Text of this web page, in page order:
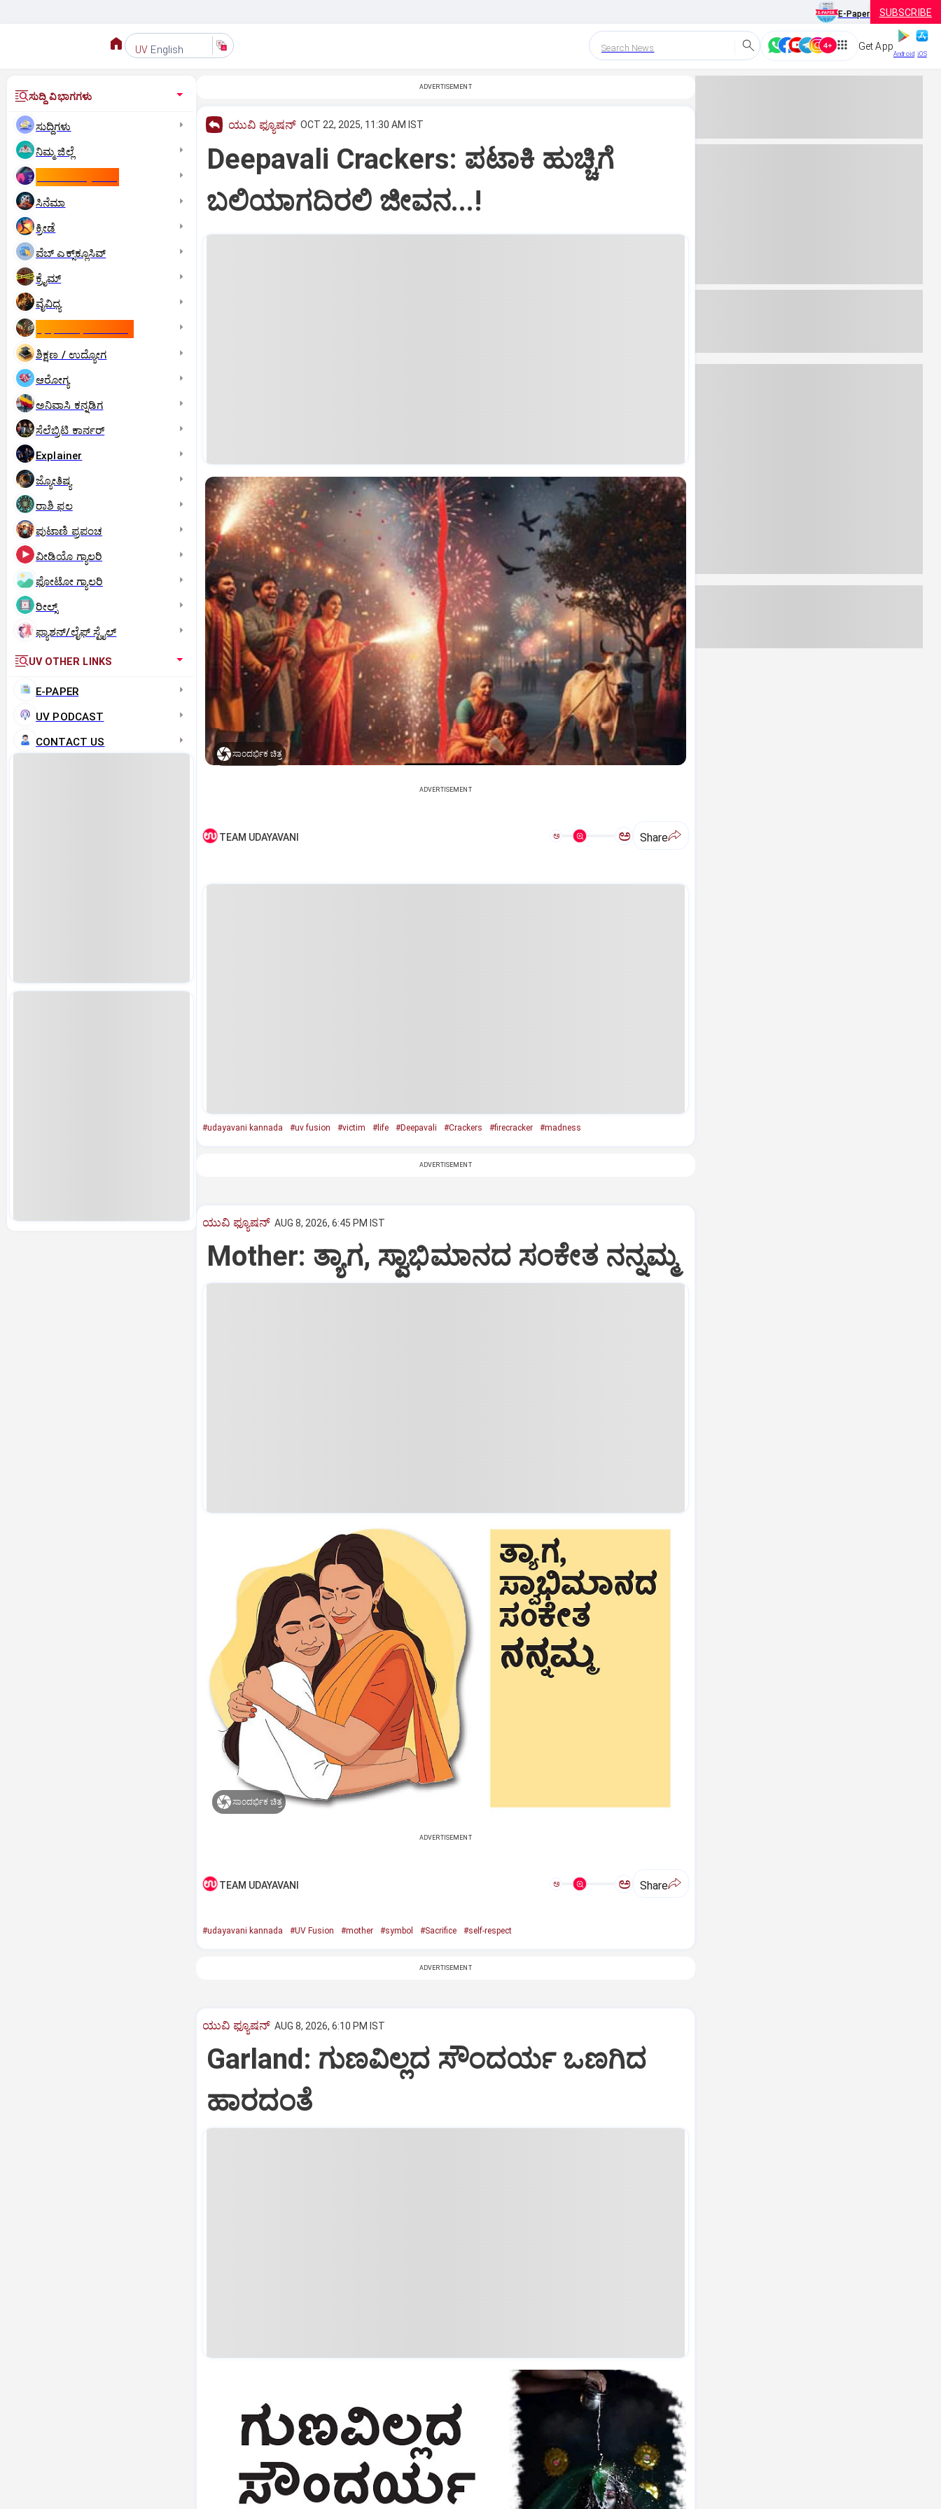
E-Paper SUBSCRIBE
UV English Search News Get App
Android iOS
ಸುದ್ದಿ ವಿಭಾಗಗಳು
ಸುದ್ದಿಗಳು
ನಿಮ್ಮ ಜಿಲ್ಲೆ
ಸಿನೆಮಾ
ಕ್ರೀಡೆ
ವೆಬ್ ಎಕ್ಸ್‌ಕ್ಲೂಸಿವ್
ಕ್ರೈಮ್
ವೈವಿಧ್ಯ
ಶಿಕ್ಷಣ / ಉದ್ಯೋಗ
ಆರೋಗ್ಯ
ಅನಿವಾಸಿ ಕನ್ನಡಿಗ
ಸೆಲೆಬ್ರಿಟಿ ಕಾರ್ನರ್‌
Explainer
ಜ್ಯೋತಿಷ್ಯ
ರಾಶಿ ಫಲ
ಪುಟಾಣಿ ಪ್ರಪಂಚ
ವೀಡಿಯೊ ಗ್ಯಾಲರಿ
ಫೋಟೋ ಗ್ಯಾಲರಿ
ರೀಲ್ಸ್
ಫ್ಯಾಶನ್/ಲೈಫ್‌ ಸ್ಟೈಲ್
UV OTHER LINKS
E-PAPER
UV PODCAST
CONTACT US
ADVERTISEMENT
ಯುವಿ ಫ್ಯೂಷನ್ OCT 22, 2025, 11:30 AM IST
Deepavali Crackers: ಪಟಾಕಿ ಹುಚ್ಚಿಗೆ
ಬಲಿಯಾಗದಿರಲಿ ಜೀವನ...!
ಸಾಂದರ್ಭಿಕ ಚಿತ್ರ
ADVERTISEMENT
TEAM UDAYAVANI ಅ ಅ Share
#udayavani kannada #uv fusion #victim #life #Deepavali #Crackers #firecracker #madness
ADVERTISEMENT
ಯುವಿ ಫ್ಯೂಷನ್ AUG 8, 2026, 6:45 PM IST
Mother: ತ್ಯಾಗ, ಸ್ವಾಭಿಮಾನದ ಸಂಕೇತ ನನ್ನಮ್ಮ
ಸಾಂದರ್ಭಿಕ ಚಿತ್ರ
ADVERTISEMENT
TEAM UDAYAVANI ಅ ಅ Share
#udayavani kannada #UV Fusion #mother #symbol #Sacrifice #self-respect
ADVERTISEMENT
ಯುವಿ ಫ್ಯೂಷನ್ AUG 8, 2026, 6:10 PM IST
Garland: ಗುಣವಿಲ್ಲದ ಸೌಂದರ್ಯ ಒಣಗಿದ
ಹಾರದಂತೆ